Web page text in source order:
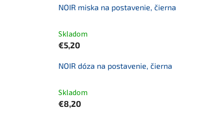
NOIR miska na postavenie, čierna
Skladom
€5,20
NOIR dóza na postavenie, čierna
Skladom
€8,20